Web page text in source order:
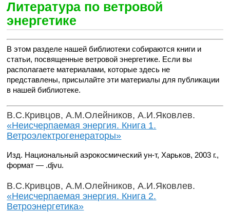
Литература по ветровой
энергетике
В этом разделе нашей библиотеки собираются книги и
статьи, посвященные ветровой энергетике. Если вы
располагаете материалами, которые здесь не
представлены, присылайте эти материалы для публикации
в нашей библиотеке.
В.С.Кривцов, А.М.Олейников, А.И.Яковлев.
«Неисчерпаемая энергия. Книга 1.
Ветроэлектрогенераторы»
Изд. Национальный аэрокосмический ун-т, Харьков, 2003 г.,
формат — .djvu.
В.С.Кривцов, А.М.Олейников, А.И.Яковлев.
«Неисчерпаемая энергия. Книга 2.
Ветроэнергетика»